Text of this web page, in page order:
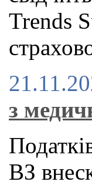
Trends
з
ВЗ